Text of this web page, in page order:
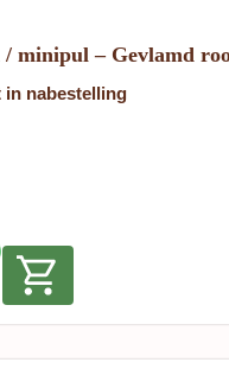
minipul – Gevlamd
in nabestelling